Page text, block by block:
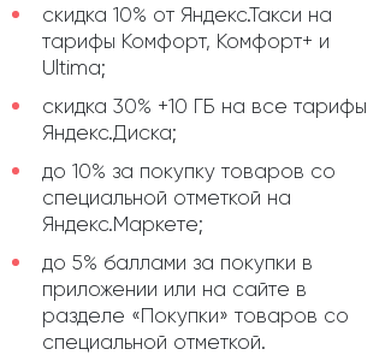
скидка 10% от Яндекс.Такси на
тарифы Комфорт, Комфорт+ и
Ultima;
скидка 30% +10 ГБ на все тарифы
Яндекс.Диска;
до 10% за покупку товаров со
специальной отметкой на
Яндекс.Маркете;
до 5% баллами за покупки в
приложении или на сайте в
разделе «Покупки» товаров со
специальной отметкой.